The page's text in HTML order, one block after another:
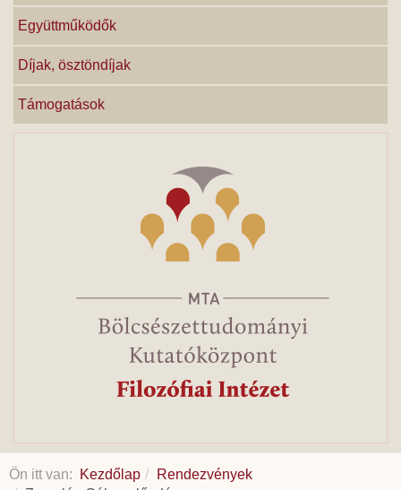
Együttműködők
Díjak, ösztöndíjak
Támogatások
Ön itt van: Kezdőlap
Rendezvények